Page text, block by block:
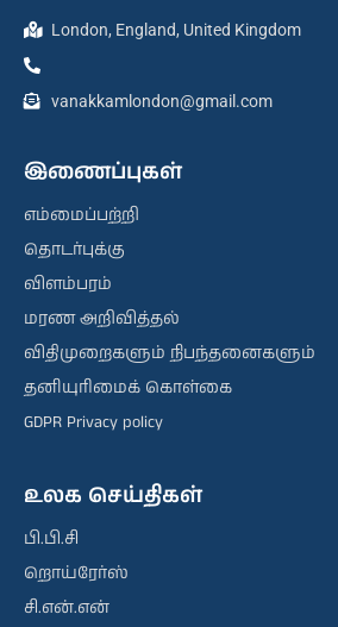
London, England, United Kingdom
vanakkamlondon@gmail.com
இணைப்புகள்
எம்மைப்பற்றி
தொடர்புக்கு
விளம்பரம்
மரண அறிவித்தல்
விதிமுறைகளும் நிபந்தனைகளும்
தனியுரிமைக் கொள்கை
GDPR Privacy policy
உலக செய்திகள்
பி.பி.சி
றொய்ரேர்ஸ்
சி.என்.என்